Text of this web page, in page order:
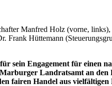
Manfred Holz (vorne,
Frank Hüttemann
Engagement für einen
Landratsamt an
fairen Handel aus vielfältigen